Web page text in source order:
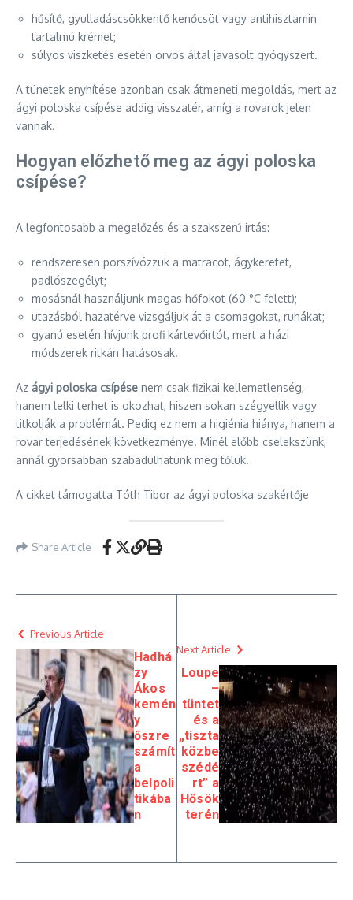
hűsítő, gyulladáscsökkentő kenőcsöt vagy antihisztamin
tartalmú krémet;
súlyos viszketés esetén orvos által javasolt gyógyszert.
A tünetek enyhítése azonban csak átmeneti megoldás, mert az
ágyi poloska csípése addig visszatér, amíg a rovarok jelen
vannak.
Hogyan előzhető meg az ágyi poloska
csípése?
A legfontosabb a megelőzés és a szakszerű irtás:
rendszeresen porszívózzuk a matracot, ágykeretet,
padlószegélyt;
mosásnál használjunk magas hőfokot (60 °C felett);
utazásból hazatérve vizsgáljuk át a csomagokat, ruhákat;
gyanú esetén hívjunk profi kártevőirtót, mert a házi
módszerek ritkán hatásosak.
Az ágyi poloska csípése nem csak fizikai kellemetlenség,
hanem lelki terhet is okozhat, hiszen sokan szégyellik vagy
titkolják a problémát. Pedig ez nem a higiénia hiánya, hanem a
rovar terjedésének következménye. Minél előbb cselekszünk,
annál gyorsabban szabadulhatunk meg tőlük.
A cikket támogatta Tóth Tibor az ágyi poloska szakértője
Share Article
Previous Article
Hadhá
zy
Ákos
kemén
y
őszre
számít
a
belpoli
tikába
n
Next Article
Loupe
–
tüntet
és a
„tiszta
közbe
szédé
rt” a
Hősök
terén